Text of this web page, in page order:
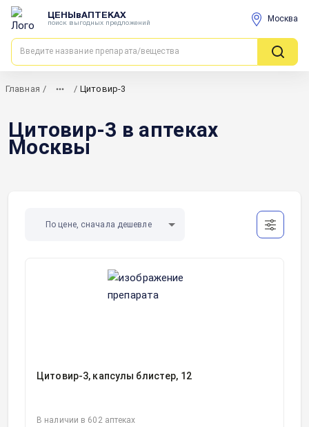
ЦЕНЫвАПТЕКАХ
поиск выгодных предложений Москва
Главная / / Цитовир-3
Цитовир-3 в аптеках
Москвы
По цене, сначала дешевле
Цитовир-3, капсулы блистер, 12
В наличии в 602 аптеках